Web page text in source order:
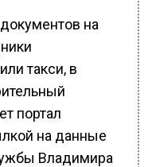
на
такси, в
портал
на данные
Владимира